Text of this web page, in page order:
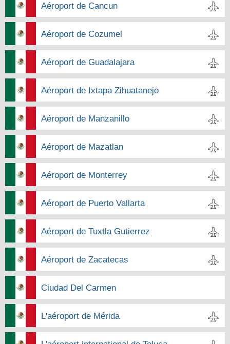
Aéroport de Cancun
Aéroport de Cozumel
Aéroport de Guadalajara
Aéroport de Ixtapa Zihuatanejo
Aéroport de Manzanillo
Aéroport de Mazatlan
Aéroport de Monterrey
Aéroport de Puerto Vallarta
Aéroport de Tuxtla Gutierrez
Aéroport de Zacatecas
Ciudad Del Carmen
L'aéroport de Mérida